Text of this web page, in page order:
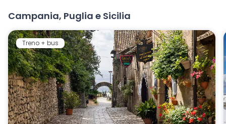
Campania, Puglia e Sicilia
Treno + bus